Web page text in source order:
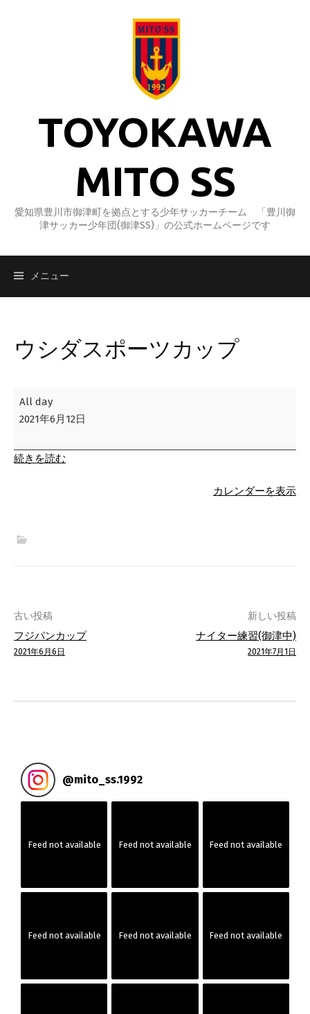
TOYOKAWA
MITO SS
愛知県豊川市御津町を拠点とする少年サッカーチーム 「豊川御
津サッカー少年団(御津SS)」の公式ホームページです
メニュー
ウシダスポーツカップ
ウ
シ
ス
ポ
ッ
All day
2021年6月12日
続きを読む
カレンダーを表示
投
稿
ー
シ
ョ
古い投稿
フジパンカップ
2021年6月6日
新しい投稿
ナイター練習(御津中)
2021年7月1日
@mito_ss.1992
Feed not available Feed not available Feed not available
Feed not available Feed not available Feed not available